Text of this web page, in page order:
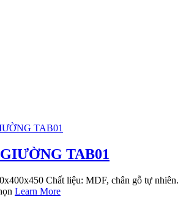
TAB01
Chất liệu: MDF, chân gỗ tự nhiên.
Learn More